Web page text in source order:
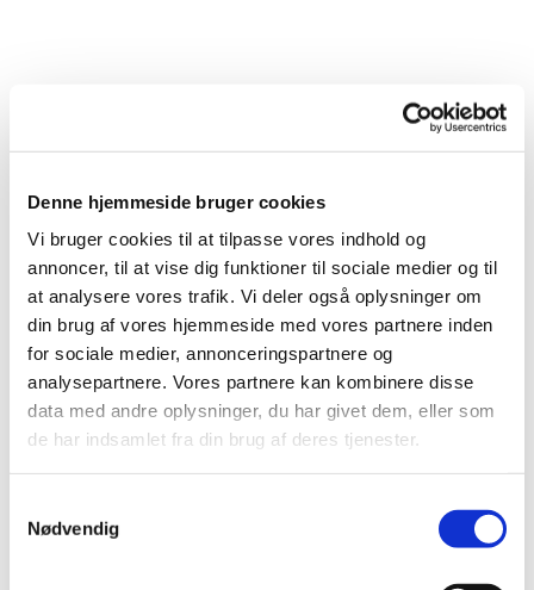
Denne hjemmeside bruger cookies
Vi bruger cookies til at tilpasse vores indhold og
annoncer, til at vise dig funktioner til sociale medier og til
at analysere vores trafik. Vi deler også oplysninger om
din brug af vores hjemmeside med vores partnere inden
for sociale medier, annonceringspartnere og
analysepartnere. Vores partnere kan kombinere disse
data med andre oplysninger, du har givet dem, eller som
de har indsamlet fra din brug af deres tjenester.
Nødvendig
Du vil måske også kunne
lide...